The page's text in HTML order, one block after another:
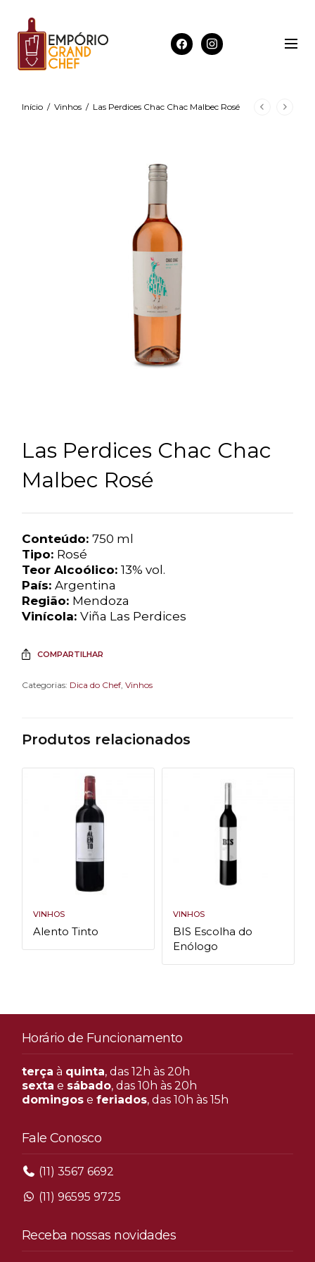
Início / Vinhos / Las Perdices Chac Chac Malbec Rosé
Las Perdices Chac Chac
Malbec Rosé
Conteúdo: 750 ml
Tipo: Rosé
Teor Alcoólico: 13% vol.
País: Argentina
Região: Mendoza
Vinícola: Viña Las Perdices
COMPARTILHAR
Categorias: Dica do Chef, Vinhos
Produtos relacionados
VINHOS
Alento Tinto
VINHOS
BIS Escolha do
Enólogo
Horário de Funcionamento
terça à quinta, das 12h às 20h
sexta e sábado, das 10h às 20h
domingose feriados, das 10h às 15h
Fale Conosco
(11) 3567 6692
(11) 96595 9725
Receba nossas novidades